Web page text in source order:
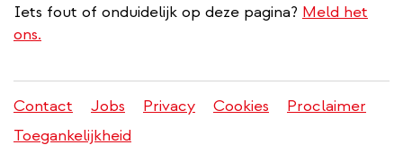
Iets fout of onduidelijk op deze pagina? Meld het
ons.
Juridisch
Contact Jobs Privacy Cookies
Proclaimer
Toegankelijkheid